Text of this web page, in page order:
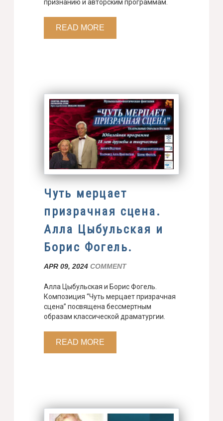
признанию и авторским программам.
READ MORE
Чуть мерцает
призрачная сцена.
Алла Цыбульская и
Борис Фогель.
APR 09, 2024 COMMENT
Алла Цыбульская и Борис Фогель.
Композиция “Чуть мерцает призрачная
сцена” посвящена бессмертным
образам классической драматургии.
READ MORE